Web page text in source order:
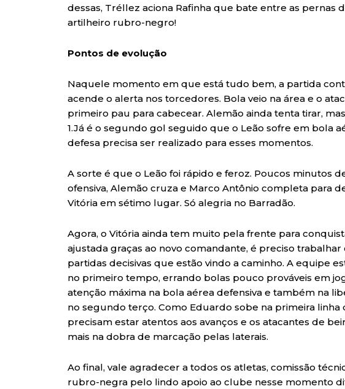
dessas, Tréllez aciona Rafinha que bate entre as pernas
artilheiro rubro-negro!
Pontos de evolução
Naquele momento em que está tudo bem, a partida
acende o alerta nos torcedores. Bola veio na área e o
primeiro pau para cabecear. Alemão ainda tenta tirar,
1.Já é o segundo gol seguido que o Leão sofre em bola
defesa precisa ser realizado para esses momentos.
A sorte é que o Leão foi rápido e feroz. Poucos minutos
ofensiva, Alemão cruza e Marco Antônio completa para
Vitória em sétimo lugar. Só alegria no Barradão.
Agora, o Vitória ainda tem muito pela frente para
ajustada graças ao novo comandante, é preciso
partidas decisivas que estão vindo a caminho. A equipe
no primeiro tempo, errando bolas pouco prováveis em
atenção máxima na bola aérea defensiva e também na
no segundo terço. Como Eduardo sobe na primeira linha
precisam estar atentos aos avanços e os atacantes de
mais na dobra de marcação pelas laterais.
Ao final, vale agradecer a todos os atletas, comissão
rubro-negra pelo lindo apoio ao clube nesse momento